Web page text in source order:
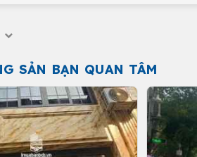
SẢN BẠN QUAN TÂM